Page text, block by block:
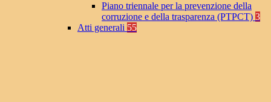
Piano triennale per la prevenzione della
corruzione e della trasparenza (PTPCT) 3
Atti generali 55